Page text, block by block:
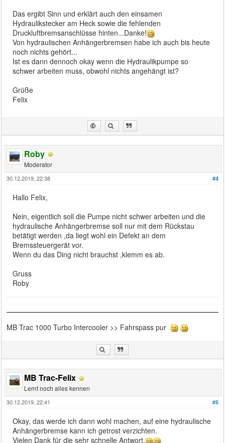
Das ergibt Sinn und erklärt auch den einsamen
Hydraulikstecker am Heck sowie die fehlenden
Druckluftbremsanschlüsse hinten...Danke!
Von hydraulischen Anhängerbremsen habe ich auch bis heute
noch nichts gehört...
Ist es dann dennoch okay wenn die Hydraulikpumpe so
schwer arbeiten muss, obwohl nichts angehängt ist?
Grüße
Felix
Roby
Moderator
#4
30.12.2019, 22:38
Hallo Felix,
Nein, eigentlich soll die Pumpe nicht schwer arbeiten und die
hydraulische Anhängerbremse soll nur mit dem Rückstau
betätigt werden ,da liegt wohl ein Defekt an dem
Bremssteuergerät vor.
Wenn du das Ding nicht brauchst ,klemm es ab.
Gruss
Roby
MB Trac 1000 Turbo Intercooler >> Fahrspass pur
MB Trac-Felix
Lernt noch alles kennen
#5
30.12.2019, 22:41
Okay, das werde ich dann wohl machen, auf eine hydraulische
Anhängerbremse kann ich getrost verzichten.
Vielen Dank für die sehr schnelle Antwort.